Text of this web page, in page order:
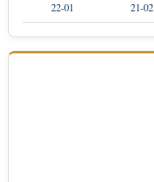
21-02
22-01